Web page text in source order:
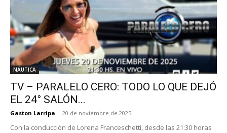
NÁUTICA
TV – PARALELO CERO: TODO LO QUE DEJÓ
EL 24° SALÓN...
Gaston Larripa - 20 de noviembre de 2025
Con la conducción de Lorena Franceschetti, desde las 21:30 horas